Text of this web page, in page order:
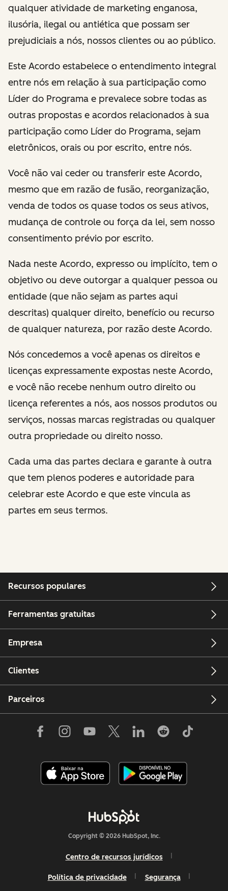
qualquer atividade de marketing enganosa,
ilusória, ilegal ou antiética que possam ser
prejudiciais a nós, nossos clientes ou ao público.
Este Acordo estabelece o entendimento integral
entre nós em relação à sua participação como
Líder do Programa e prevalece sobre todas as
outras propostas e acordos relacionados à sua
participação como Líder do Programa, sejam
eletrônicos, orais ou por escrito, entre nós.
Você não vai ceder ou transferir este Acordo,
mesmo que em razão de fusão, reorganização,
venda de todos os quase todos os seus ativos,
mudança de controle ou força da lei, sem nosso
consentimento prévio por escrito.
Nada neste Acordo, expresso ou implícito, tem o
objetivo ou deve outorgar a qualquer pessoa ou
entidade (que não sejam as partes aqui
descritas) qualquer direito, benefício ou recurso
de qualquer natureza, por razão deste Acordo.
Nós concedemos a você apenas os direitos e
licenças expressamente expostas neste Acordo,
e você não recebe nenhum outro direito ou
licença referentes a nós, aos nossos produtos ou
serviços, nossas marcas registradas ou qualquer
outra propriedade ou direito nosso.
Cada uma das partes declara e garante à outra
que tem plenos poderes e autoridade para
celebrar este Acordo e que este vincula as
partes em seus termos.
Recursos populares
Ferramentas gratuitas
Empresa
Clientes
Parceiros
Copyright © 2026 HubSpot, Inc.
Centro de recursos jurídicos
Política de privacidade Segurança